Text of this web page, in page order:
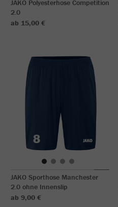
JAKO Polyesterhose Competition
2.0
ab 15,00 €
JAKO Sporthose Manchester
2.0 ohne Innenslip
ab 9,00 €